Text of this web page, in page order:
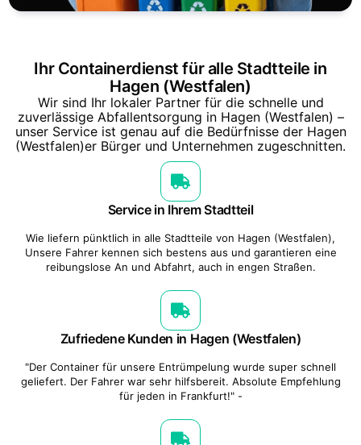
Ihr Containerdienst für alle Stadtteile in
Hagen (Westfalen)
Wir sind Ihr lokaler Partner für die schnelle und
zuverlässige Abfallentsorgung in Hagen (Westfalen) –
unser Service ist genau auf die Bedürfnisse der Hagen
(Westfalen)er Bürger und Unternehmen zugeschnitten.
Service in Ihrem Stadtteil
Wie liefern pünktlich in alle Stadtteile von Hagen (Westfalen),
Unsere Fahrer kennen sich bestens aus und garantieren eine
reibungslose An und Abfahrt, auch in engen Straßen.
Zufriedene Kunden in Hagen (Westfalen)
"Der Container für unsere Entrümpelung wurde super schnell
geliefert. Der Fahrer war sehr hilfsbereit. Absolute Empfehlung
für jeden in Frankfurt!" -